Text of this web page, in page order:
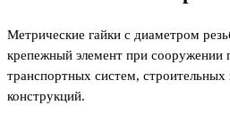
Метрические гайки с диаметром
крепежный элемент при сооружении
транспортных систем,
конструкций.